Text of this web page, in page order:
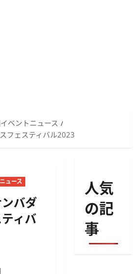
ベントニュース
フェスティバル2023
ュース
バダ
ィバ
人気
の記
事